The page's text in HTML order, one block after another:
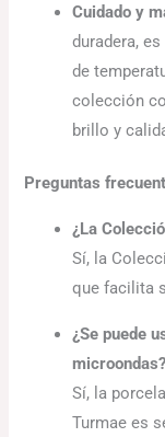
Cuidado y
duradera,
de
colección
brillo y
Preguntas
¿La
Sí, la
que facilita
¿Se puede
microondas?
Sí, la
Turmae es